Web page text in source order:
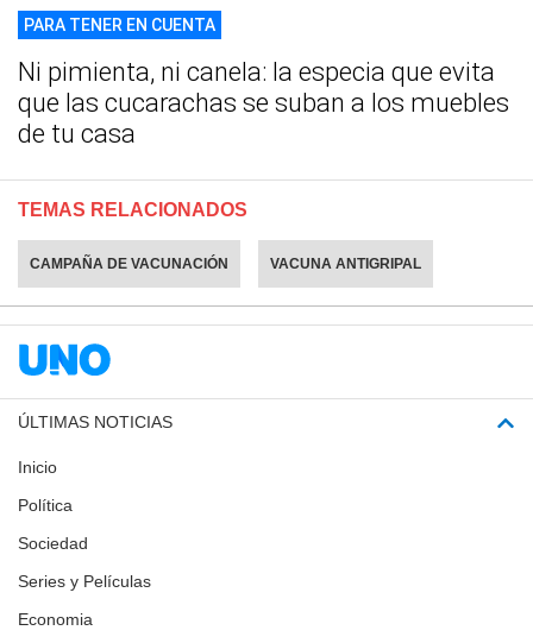
PARA TENER EN CUENTA
Ni pimienta, ni canela: la especia que evita
que las cucarachas se suban a los muebles
de tu casa
TEMAS RELACIONADOS
CAMPAÑA DE VACUNACIÓN VACUNA ANTIGRIPAL
ÚLTIMAS NOTICIAS
Inicio
Política
Sociedad
Series y Películas
Economia